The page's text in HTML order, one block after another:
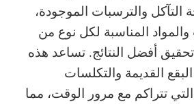
التآكل والترسبات الموجودة،
والمواد المناسبة لكل نوع من
أفضل النتائج. تساعد هذه
القديمة والتكلسات
تتراكم مع مرور الوقت، مما